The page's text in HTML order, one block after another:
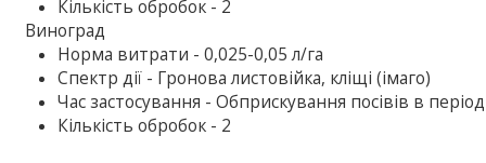
Кількість обробок - 2
Виноград
Норма витрати - 0,025-0,05 л/га
Спектр дії - Гронова листовійка, кліщі (імаго)
Час застосування - Обприскування посівів в період
Кількість обробок - 2